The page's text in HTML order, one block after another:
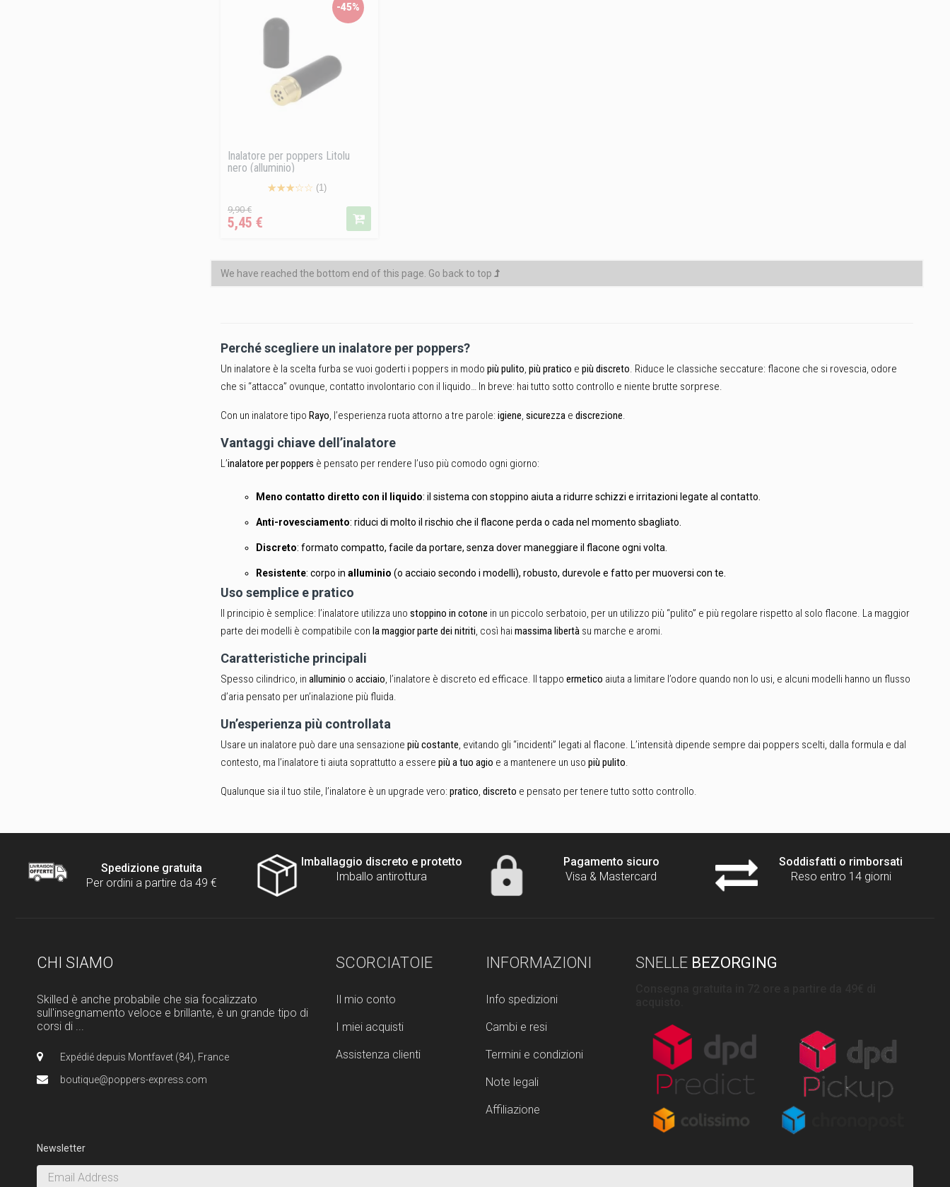
-45%
Inalatore per poppers Litolu
nero (alluminio)
(1)
Prezzo
base
9,90 €Prezzo
5,45 €
We have reached the bottom end of this page. Go back to top
Perché scegliere un inalatore per poppers?
Un inalatore è la scelta furba se vuoi goderti i poppers in modo più pulito, più pratico e più discreto. Riduce le classiche seccature: flacone che si rovescia, odore
che si “attacca” ovunque, contatto involontario con il liquido… In breve: hai tutto sotto controllo e niente brutte sorprese.
Con un inalatore tipo Rayo, l’esperienza ruota attorno a tre parole: igiene, sicurezza e discrezione.
Vantaggi chiave dell’inalatore
L’inalatore per poppers è pensato per rendere l’uso più comodo ogni giorno:
Meno contatto diretto con il liquido: il sistema con stoppino aiuta a ridurre schizzi e irritazioni legate al contatto.
Anti-rovesciamento: riduci di molto il rischio che il flacone perda o cada nel momento sbagliato.
Discreto: formato compatto, facile da portare, senza dover maneggiare il flacone ogni volta.
Resistente: corpo in alluminio (o acciaio secondo i modelli), robusto, durevole e fatto per muoversi con te.
Uso semplice e pratico
Il principio è semplice: l’inalatore utilizza uno stoppino in cotone in un piccolo serbatoio, per un utilizzo più “pulito” e più regolare rispetto al solo flacone. La maggior
parte dei modelli è compatibile con la maggior parte dei nitriti, così hai massima libertà su marche e aromi.
Caratteristiche principali
Spesso cilindrico, in alluminio o acciaio, l’inalatore è discreto ed efficace. Il tappo ermetico aiuta a limitare l’odore quando non lo usi, e alcuni modelli hanno un flusso
d’aria pensato per un’inalazione più fluida.
Un’esperienza più controllata
Usare un inalatore può dare una sensazione più costante, evitando gli “incidenti” legati al flacone. L’intensità dipende sempre dai poppers scelti, dalla formula e dal
contesto, ma l’inalatore ti aiuta soprattutto a essere più a tuo agio e a mantenere un uso più pulito.
Qualunque sia il tuo stile, l’inalatore è un upgrade vero: pratico, discreto e pensato per tenere tutto sotto controllo.
Spedizione gratuita
Per ordini a partire da 49 €
Imballaggio discreto e protetto
Imballo antirottura
Pagamento sicuro
Visa & Mastercard
Soddisfatti o rimborsati
Reso entro 14 giorni
CHI SIAMO
Skilled è anche probabile che sia focalizzato
sull'insegnamento veloce e brillante, è un grande tipo di
corsi di ...
Expédié depuis Montfavet (84), France
boutique@poppers-express.com
SCORCIATOIE
Il mio conto
I miei acquisti
Assistenza clienti
INFORMAZIONI
Info spedizioni
Cambi e resi
Termini e condizioni
Note legali
Affiliazione
SNELLE BEZORGING
Newsletter